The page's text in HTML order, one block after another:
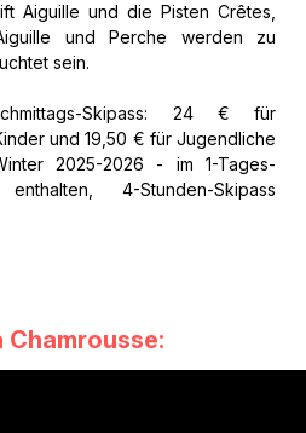
Aiguille und die Pisten Crêtes,
und Perche werden zu
sein.
Skipass: 24 € für
und 19,50 € für Jugendliche
2025-2026 - im 1-Tages-
4-Stunden-Skipass